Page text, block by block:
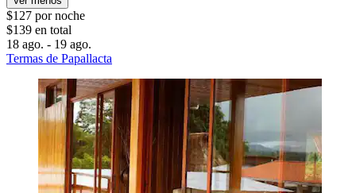
$127 por noche
$139 en total
18 ago. - 19 ago.
Termas de Papallacta